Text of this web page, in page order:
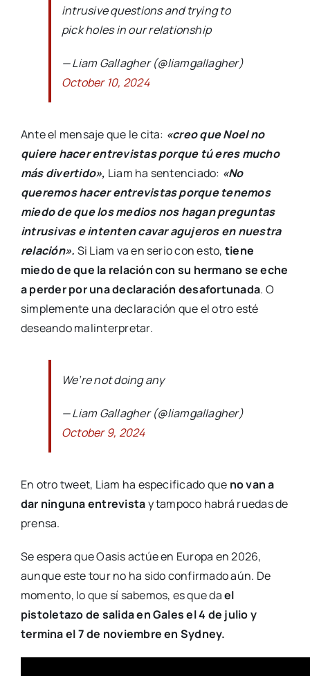
intrusive questions and trying to
pick holes in our relationship
— Liam Gallagher (@liamgallagher)
October 10, 2024
Ante el mensaje que le cita: «creo que Noel no
quiere hacer entrevistas porque tú eres mucho
más divertido», Liam ha sentenciado: «No
queremos hacer entrevistas porque tenemos
miedo de que los medios nos hagan preguntas
intrusivas e intenten cavar agujeros en nuestra
relación». Si Liam va en serio con esto, tiene
miedo de que la relación con su hermano se eche
a perder por una declaración desafortunada. O
simplemente una declaración que el otro esté
deseando malinterpretar.
We’re not doing any
— Liam Gallagher (@liamgallagher)
October 9, 2024
En otro tweet, Liam ha especificado que no van a
dar ninguna entrevistay tampoco habrá ruedas de
prensa.
Se espera que Oasis actúe en Europa en 2026,
aunque este tour no ha sido confirmado aún. De
momento, lo que sí sabemos, es que dael
pistoletazo de salida en Gales el 4 de julio y
termina el 7 de noviembre en Sydney.